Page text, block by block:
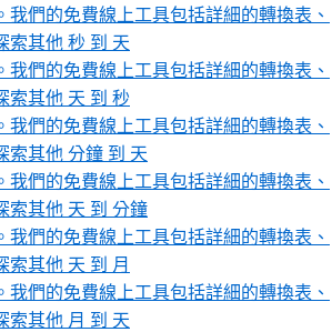
我們的免費線上工具包括詳細的轉換表、
索其他 秒 到 天
我們的免費線上工具包括詳細的轉換表、
索其他 天 到 秒
我們的免費線上工具包括詳細的轉換表、
索其他 分鐘 到 天
我們的免費線上工具包括詳細的轉換表、
索其他 天 到 分鐘
我們的免費線上工具包括詳細的轉換表、
索其他 天 到 月
我們的免費線上工具包括詳細的轉換表、
索其他 月 到 天